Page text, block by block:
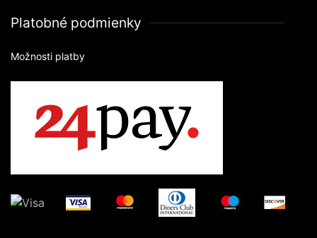
Platobné podmienky
Možnosti platby